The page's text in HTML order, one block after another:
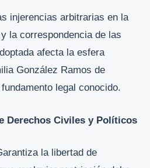
injerencias arbitrarias en la
la correspondencia de las
afecta la esfera
González Ramos de
legal conocido.
Derechos Civiles y Políticos
la libertad de